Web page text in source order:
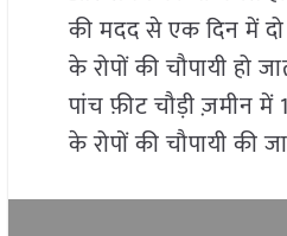
की मदद से एक दिन में
के रोपों की चौपायी हो
पांच फ़ीट चौड़ी ज़मीन में
के रोपों की चौपायी की